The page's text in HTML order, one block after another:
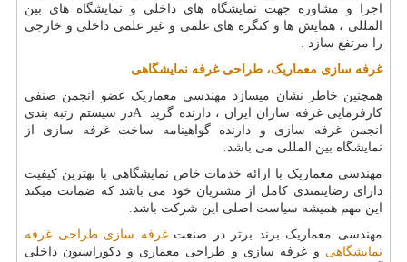
اجرا و مشاوره جهت نمایشگاه های داخلی و نمایشگاه های بین
المللی ، همایش ها و کنگره های علمی و غیر علمی داخلی و خارجی
را مرتفع سازد .
غرفه سازی معماریک، طراحی غرفه نمایشگاهی
همچنین خاطر نشان میسازد مهندسی معماریک عضو انجمن صنفی
کارفرمایی غرفه سازان ایران ، دارنده گرید Aدر سیستم رتبه بندی
انجمن غرفه سازی و دارنده گواهینامه ساخت غرفه سازی از
نمایشگاه بین المللی می باشد.
مهندسی معماریک با ارائه خدمات خاص نمایشگاهی با بهترین کیفیت
دارای رضایتمندی کامل از مشتریان خود می باشد که ضمانت میکند
این مهم همیشه سیاست اصلی این شرکت باشد.
مهندسی معماریک برند برتر در صنعتغرفه سازی طراحی غرفه
نمایشگاهی و غرفه سازی و طراحی معماری و دکوراسیون داخلی